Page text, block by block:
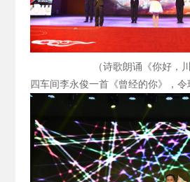
（诗歌朗诵《你好，
四车间李永俊一首《曾经的你》，令